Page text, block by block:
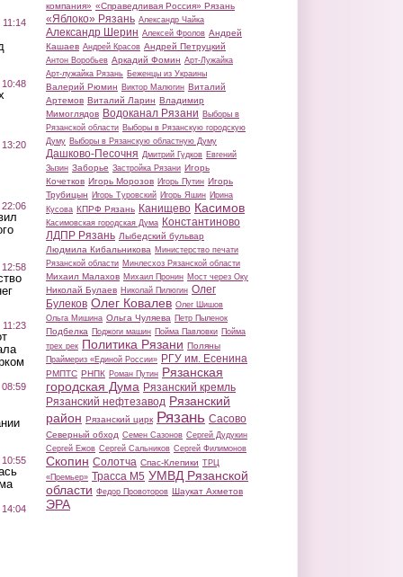
10:48
22:06
компания» «Справедливая Россия» Рязань
«Яблоко» Рязань Александр Чайка
Александр Шерин Алексей Фролов Андрей
Кашаев Андрей Красов Андрей Петруцкий
Антон Воробьев Аркадий Фомин Арт-Лужайка
Арт-лужайка Рязань Беженцы из Украины
Валерий Рюмин Виктор Малюгин Виталий
Артемов Виталий Ларин Владимир
Мимоглядов Водоканал Рязани Выборы в
Рязанской области Выборы в Рязанскую городскую
Думу Выборы в Рязанскую областную Думу
Дашково-Песочня Дмитрий Гудков Евгений
Зызин Заборье Застройка Рязани Игорь
Кочетков Игорь Морозов Игорь Путин Игорь
Трубицын Игорь Туровский Игорь Яшин Ирина
Кусова КПРФ Рязань Канищево Касимов
Касимовская городская Дума Константиново
ЛДПР Рязань Лыбедский бульвар
Людмила Кибальникова Министерство печати
Рязанской области Минлесхоз Рязанской области
Михаил Малахов Михаил Пронин Мост через Оку
Николай Булаев Николай Пилюгин Олег
Булеков Олег Ковалев Олег Шишов
Ольга Мишина Ольга Чуляева Петр Пыленок
Подбелка Поджоги машин Пойма Павловки Пойма
трех рек Политика Рязани Поляны
Праймериз «Единой России» РГУ им. Есенина
РМПТС РНПК Роман Путин Рязанская
городская Дума Рязанский кремль
Рязанский нефтезавод Рязанский
район Рязанский цирк Рязань Сасово
Северный обход Семен Сазонов Сергей Дудукин
Сергей Ежов Сергей Сальников Сергей Филимонов
Скопин Солотча Спас-Клепики ТРЦ
«Премьер» Трасса М5 УМВД Рязанской
области Федор Провоторов Шаукат Ахметов
ЭРА